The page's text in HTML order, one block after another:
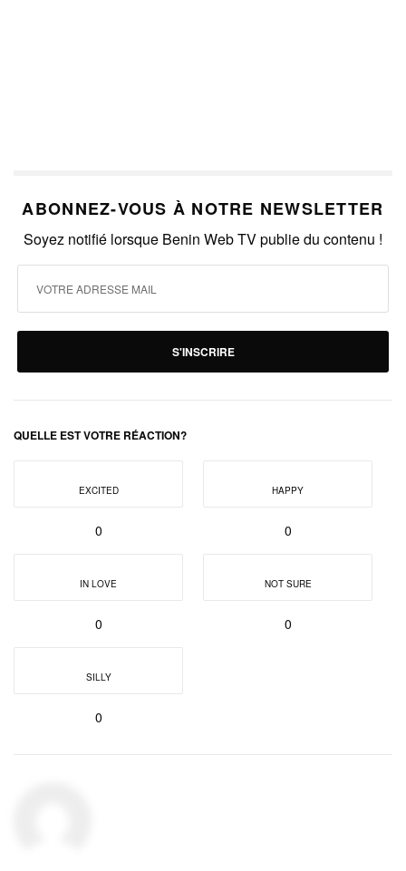
ABONNEZ-VOUS À NOTRE NEWSLETTER
Soyez notifié lorsque Benin Web TV publie du contenu !
S'INSCRIRE
QUELLE EST VOTRE RÉACTION?
EXCITED
0
HAPPY
0
IN LOVE
0
NOT SURE
0
SILLY
0